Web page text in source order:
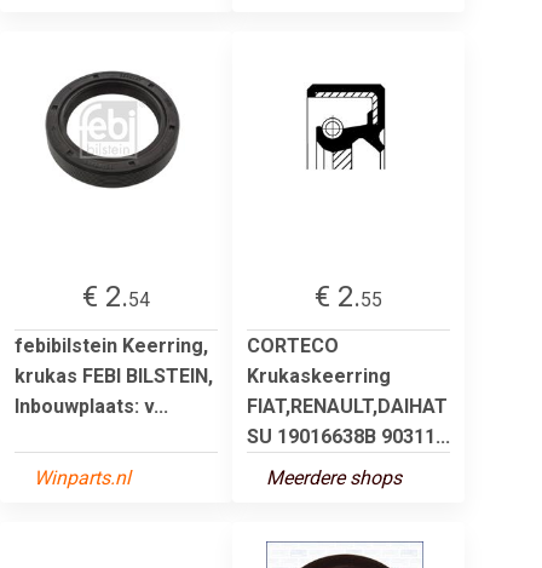
€ 2.54
febibilstein Keerring,
krukas FEBI BILSTEIN,
Inbouwplaats: v...
Winparts.nl
€ 2.55
CORTECO
Krukaskeerring
FIAT,RENAULT,DAIHAT
SU 19016638B 90311...
Meerdere shops